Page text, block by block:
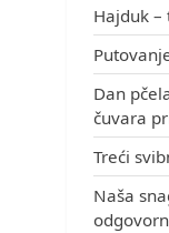
Hajduk –
Dan
čuvara
Treći
Naša